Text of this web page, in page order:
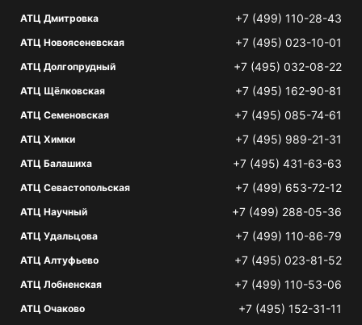
АТЦ Дмитровка +7 (499) 110-28-43
АТЦ Новоясеневская +7 (495) 023-10-01
АТЦ Долгопрудный +7 (495) 032-08-22
АТЦ Щёлковская +7 (495) 162-90-81
АТЦ Семеновская +7 (495) 085-74-61
АТЦ Химки +7 (495) 989-21-31
АТЦ Балашиха +7 (495) 431-63-63
АТЦ Севастопольская +7 (499) 653-72-12
АТЦ Научный +7 (499) 288-05-36
АТЦ Удальцова +7 (499) 110-86-79
АТЦ Алтуфьево +7 (495) 023-81-52
АТЦ Лобненская +7 (499) 110-53-06
АТЦ Очаково +7 (495) 152-31-11